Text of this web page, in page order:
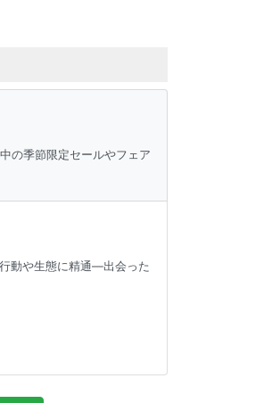
の季節限定セールやフェア
動や生態に精通—出会った